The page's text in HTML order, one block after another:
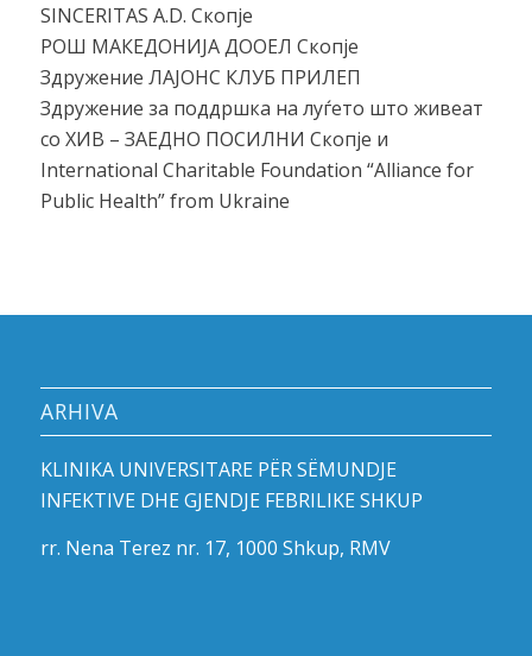
SINCERITAS A.D. Скопје
РОШ МАКЕДОНИЈА ДООЕЛ Скопје
Здружение ЛАЈОНС КЛУБ ПРИЛЕП
Здружение за поддршка на луѓето што живеат
со ХИВ – ЗАЕДНО ПОСИЛНИ Скопје и
International Charitable Foundation “Alliance for
Public Health” from Ukraine
ARHIVA
KLINIKA UNIVERSITARE PËR SËMUNDJE
INFEKTIVE DHE GJENDJE FEBRILIKE SHKUP
rr. Nena Terez nr. 17, 1000 Shkup, RMV